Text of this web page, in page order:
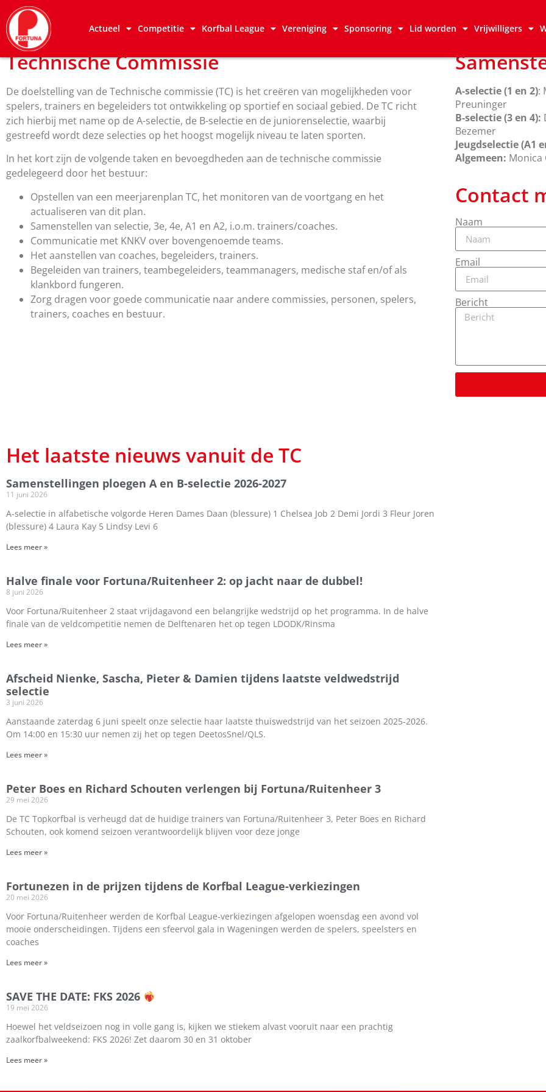
Actueel Competitie Korfbal League Vereniging Sponsoring Lid worden Vrijwilligers
Technische Commissie
De doelstelling van de Technische commissie (TC) is het creëren van mogelijkheden voor
spelers, trainers en begeleiders tot ontwikkeling op sportief en sociaal gebied. De TC richt
zich hierbij met name op de A-selectie, de B-selectie en de juniorenselectie, waarbij
gestreefd wordt deze selecties op het hoogst mogelijk niveau te laten sporten.
In het kort zijn de volgende taken en bevoegdheden aan de technische commissie
gedelegeerd door het bestuur:
Opstellen van een meerjarenplan TC, het monitoren van de voortgang en het
actualiseren van dit plan.
Samenstellen van selectie, 3e, 4e, A1 en A2, i.o.m. trainers/coaches.
Communicatie met KNKV over bovengenoemde teams.
Het aanstellen van coaches, begeleiders, trainers.
Begeleiden van trainers, teambegeleiders, teammanagers, medische staf en/of als
klankbord fungeren.
Zorg dragen voor goede communicatie naar andere commissies, personen, spelers,
trainers, coaches en bestuur.
A-selectie (1 en 2):
Preuninger
B-selectie (3 en 4):
Bezemer
Jeugdselectie (A1
Algemeen: Monica
Contact
Naam
Email
Bericht
Het laatste nieuws vanuit de TC
Samenstellingen ploegen A en B-selectie 2026-2027
11 juni 2026
A-selectie in alfabetische volgorde Heren Dames Daan (blessure) 1 Chelsea Job 2 Demi Jordi 3 Fleur Joren
(blessure) 4 Laura Kay 5 Lindsy Levi 6
Lees meer »
Halve finale voor Fortuna/Ruitenheer 2: op jacht naar de dubbel!
8 juni 2026
Voor Fortuna/Ruitenheer 2 staat vrijdagavond een belangrijke wedstrijd op het programma. In de halve
finale van de veldcompetitie nemen de Delftenaren het op tegen LDODK/Rinsma
Lees meer »
Afscheid Nienke, Sascha, Pieter & Damien tijdens laatste veldwedstrijd
selectie
3 juni 2026
Aanstaande zaterdag 6 juni speelt onze selectie haar laatste thuiswedstrijd van het seizoen 2025-2026.
Om 14:00 en 15:30 uur nemen zij het op tegen DeetosSnel/QLS.
Lees meer »
Peter Boes en Richard Schouten verlengen bij Fortuna/Ruitenheer 3
29 mei 2026
De TC Topkorfbal is verheugd dat de huidige trainers van Fortuna/Ruitenheer 3, Peter Boes en Richard
Schouten, ook komend seizoen verantwoordelijk blijven voor deze jonge
Lees meer »
Fortunezen in de prijzen tijdens de Korfbal League-verkiezingen
20 mei 2026
Voor Fortuna/Ruitenheer werden de Korfbal League-verkiezingen afgelopen woensdag een avond vol
mooie onderscheidingen. Tijdens een sfeervol gala in Wageningen werden de spelers, speelsters en
coaches
Lees meer »
SAVE THE DATE: FKS 2026
19 mei 2026
Hoewel het veldseizoen nog in volle gang is, kijken we stiekem alvast vooruit naar een prachtig
zaalkorfbalweekend: FKS 2026! Zet daarom 30 en 31 oktober
Lees meer »